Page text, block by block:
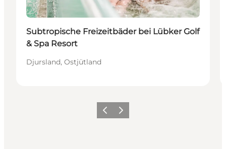
Subtropische Freizeitbäder bei Lübker Golf
& Spa Resort
Djursland, Ostjütland
ZurückWeiter